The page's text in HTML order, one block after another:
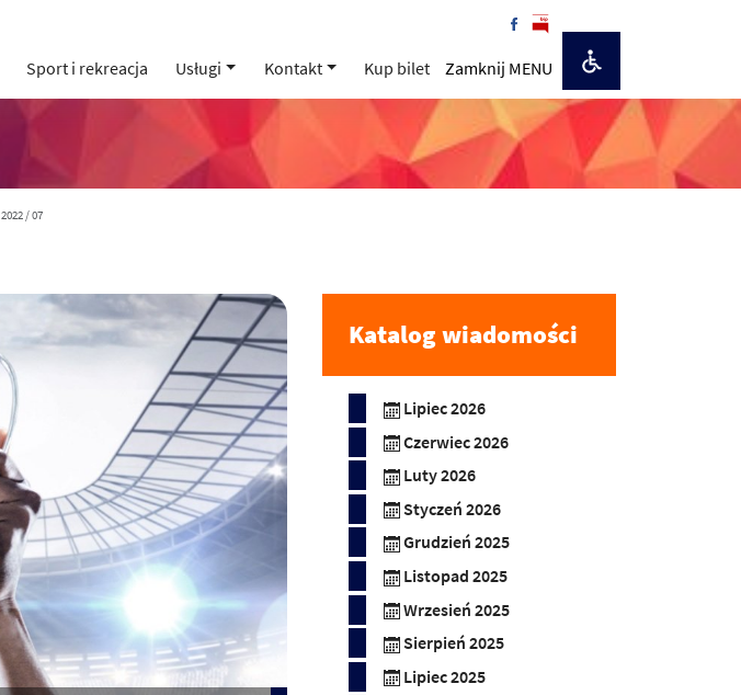
Sport i rekreacja Usługi Kontakt Kup bilet Zamknij MENU
2022 / 07
Katalog wiadomości
Lipiec 2026
Czerwiec 2026
Luty 2026
Styczeń 2026
Grudzień 2025
Listopad 2025
Wrzesień 2025
Sierpień 2025
Lipiec 2025